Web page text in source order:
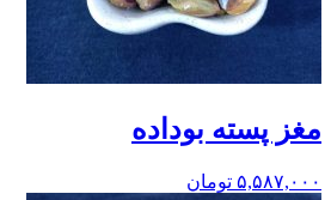
مغز پسته بوداده
۵,۵۸۷,۰۰۰ تومان